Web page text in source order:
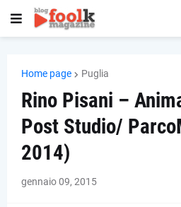
Home page Puglia
Rino Pisani –
Post Studio/
2014)
gennaio 09, 2015